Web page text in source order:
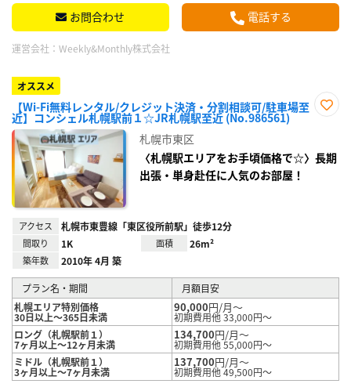
お問合わせ 電話する
運営会社： Weekly&Monthly株式会社
オススメ
【Wi-Fi無料レンタル/クレジット決済・分割相談可/駐車場至
近】コンシェル札幌駅前１☆JR札幌駅至近 (No.986561)
録
札幌市東区
〈札幌駅エリアをお手頃価格で☆〉長期
出張・単身赴任に人気のお部屋！
アクセス 札幌市東豊線「東区役所前駅」徒歩12分
間取り 1K 面積 26m²
築年数 2010年 4月 築
プラン名・期間
月額目安
札幌エリア特別価格
30日以上～365日未満
90,000円/月～
初期費用他 33,000円～
ロング（札幌駅前１）
7ヶ月以上～12ヶ月未満
134,700円/月～
初期費用他 55,000円～
ミドル（札幌駅前１）
3ヶ月以上～7ヶ月未満
137,700円/月～
初期費用他 49,500円～